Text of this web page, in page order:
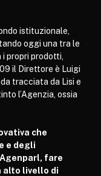
istituzionale,
oggi una tra le
propri prodotti,
il Direttore è Luigi
tracciata da Lisi e
l’Agenzia, ossia
che
e degli
fare
alto livello di